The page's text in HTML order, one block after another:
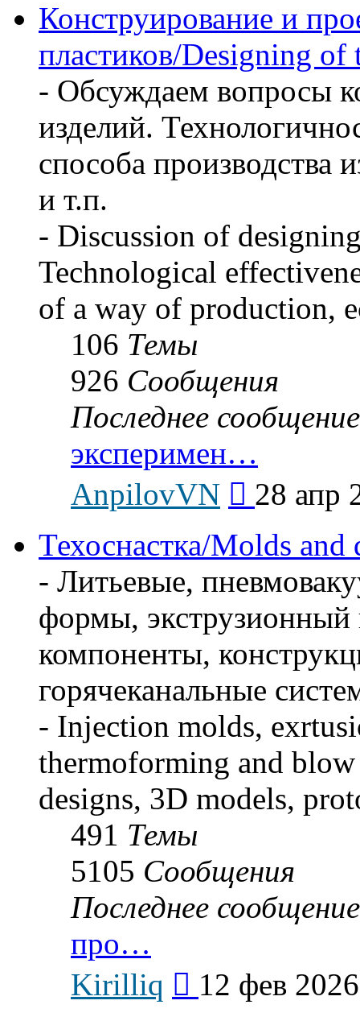
Конструирование и
пластиков/Designing of
- Обсуждаем вопросы
изделий.
способа производства
и т.п.
- Discussion of
Technological
of a way of production,
106 Темы
926 Сообщения
Последнее сообщение
эксперимен…
AnpilovVN
последнему
28 апр
Техоснастка/Molds and
- Литьевые,
формы,
компоненты,
горячеканальные
- Injection molds,
thermoforming and
designs, 3D models,
491 Темы
5105 Сообщения
Последнее сообщение
про…
Kirilliq
последнему
12 фев